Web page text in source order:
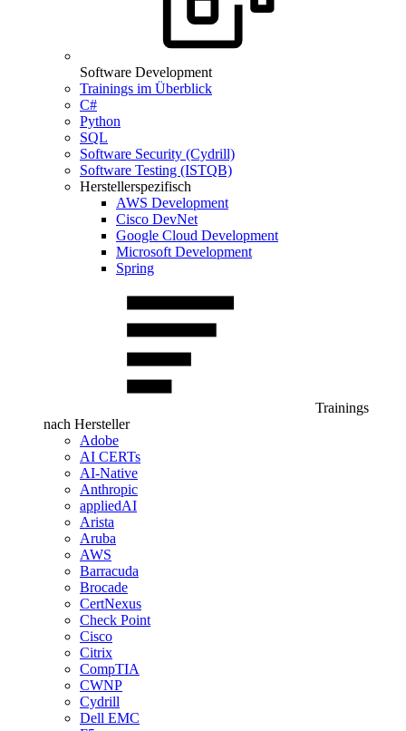
Software Development
Trainings im Überblick
C#
Python
SQL
Software Security (Cydrill)
Software Testing (ISTQB)
Herstellerspezifisch
AWS Development
Cisco DevNet
Google Cloud Development
Microsoft Development
Spring
Trainings
nach Hersteller
Adobe
AI CERTs
AI-Native
Anthropic
appliedAI
Arista
Aruba
AWS
Barracuda
Brocade
CertNexus
Check Point
Cisco
Citrix
CompTIA
CWNP
Cydrill
Dell EMC